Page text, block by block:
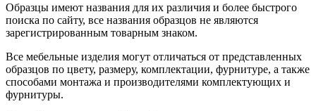
Образцы имеют названия для их различия и более быстрого
поиска по сайту, все названия образцов не являются
зарегистрированным товарным знаком.
Все мебельные изделия могут отличаться от представленных
образцов по цвету, размеру, комплектации, фурнитуре, а также
способами монтажа и производителями комплектующих и
фурнитуры.